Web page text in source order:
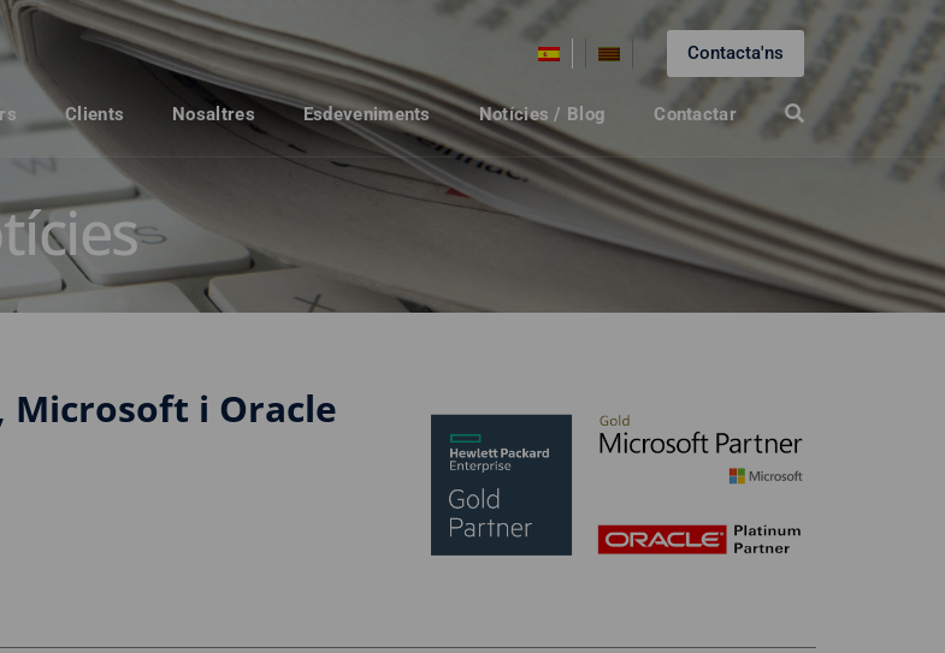
Contacta'ns
Clients Nosaltres Esdeveniments Notícies / Blog Contactar
Microsoft i Oracle